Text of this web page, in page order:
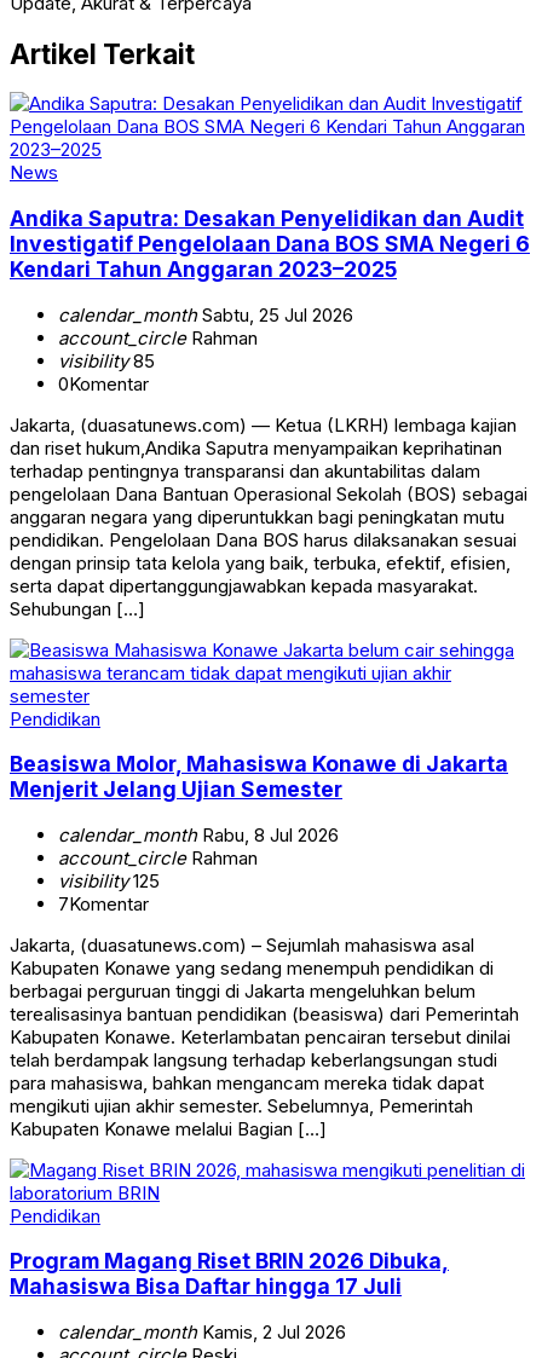
Artikel Terkait
News
Andika Saputra: Desakan Penyelidikan dan Audit
Investigatif Pengelolaan Dana BOS SMA Negeri 6
Kendari Tahun Anggaran 2023–2025
calendar_monthSabtu, 25 Jul 2026
account_circleRahman
visibility85
0Komentar
Jakarta, (duasatunews.com) — Ketua (LKRH) lembaga kajian
dan riset hukum,Andika Saputra menyampaikan keprihatinan
terhadap pentingnya transparansi dan akuntabilitas dalam
pengelolaan Dana Bantuan Operasional Sekolah (BOS) sebagai
anggaran negara yang diperuntukkan bagi peningkatan mutu
pendidikan. Pengelolaan Dana BOS harus dilaksanakan sesuai
dengan prinsip tata kelola yang baik, terbuka, efektif, efisien,
serta dapat dipertanggungjawabkan kepada masyarakat.
Sehubungan […]
Pendidikan
Beasiswa Molor, Mahasiswa Konawe di Jakarta
Menjerit Jelang Ujian Semester
calendar_monthRabu, 8 Jul 2026
account_circleRahman
visibility125
7Komentar
Jakarta, (duasatunews.com) – Sejumlah mahasiswa asal
Kabupaten Konawe yang sedang menempuh pendidikan di
berbagai perguruan tinggi di Jakarta mengeluhkan belum
terealisasinya bantuan pendidikan (beasiswa) dari Pemerintah
Kabupaten Konawe. Keterlambatan pencairan tersebut dinilai
telah berdampak langsung terhadap keberlangsungan studi
para mahasiswa, bahkan mengancam mereka tidak dapat
mengikuti ujian akhir semester. Sebelumnya, Pemerintah
Kabupaten Konawe melalui Bagian […]
Pendidikan
Program Magang Riset BRIN 2026 Dibuka,
Mahasiswa Bisa Daftar hingga 17 Juli
calendar_monthKamis, 2 Jul 2026